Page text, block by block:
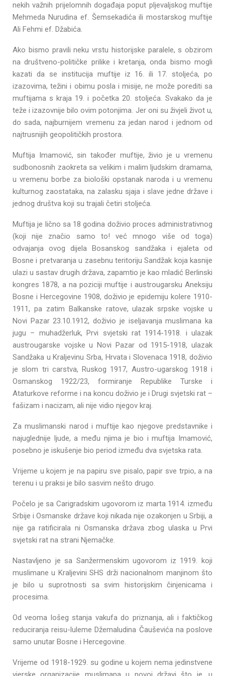
nekih važnih prijelomnih događaja poput pljevaljskog muftije
Mehmeda Nurudina ef. Šemsekadića ili mostarskog muftije
Ali Fehmi ef. Džabića.
Ako bismo pravili neku vrstu historijske paralele, s obzirom
na društveno-političke prilike i kretanja, onda bismo mogli
kazati da se institucija muftije iz 16. ili 17. stoljeća, po
izazovima, težini i obimu posla i misije, ne može porediti sa
muftijama s kraja 19. i početka 20. stoljeća. Svakako da je
teže i izazovnije bilo ovim potonjima. Jer oni su živjeli život u,
do sada, najburnijem vremenu za jedan narod i jednom od
najtrusnijih geopolitičkih prostora.
Muftija Imamović, sin također muftije, živio je u vremenu
sudbonosnih zaokreta sa velikim i malim ljudskim dramama,
u vremenu borbe za biološki opstanak naroda i u vremenu
kulturnog zaostataka, na zalasku sjaja i slave jedne države i
jednog društva koji su trajali četiri stoljeća.
Muftija je lično sa 18 godina doživio proces administrativnog
(koji nije značio samo to! već mnogo više od toga)
odvajanja ovog dijela Bosanskog sandžaka i ejaleta od
Bosne i pretvaranja u zasebnu teritoriju Sandžak koja kasnije
ulazi u sastav drugih država, zapamtio je kao mladić Berlinski
kongres 1878, a na poziciji muftije i austrougarsku Aneksiju
Bosne i Hercegovine 1908, doživio je epidemiju kolere 1910-
1911, pa zatim Balkanske ratove, ulazak srpske vojske u
Novi Pazar 23.10.1912, doživio je iseljavanja muslimana ka
jugu – muhadžerluk, Prvi svjetski rat 1914-1918. i ulazak
austrougarske vojske u Novi Pazar od 1915-1918, ulazak
Sandžaka u Kraljevinu Srba, Hrvata i Slovenaca 1918, doživio
je slom tri carstva, Ruskog 1917, Austro-ugarskog 1918 i
Osmanskog 1922/23, formiranje Republike Turske i
Ataturkove reforme i na koncu doživio je i Drugi svjetski rat –
fašizam i nacizam, ali nije vidio njegov kraj.
Za muslimanski narod i muftije kao njegove predstavnike i
najuglednije ljude, a među njima je bio i muftija Imamović,
posebno je iskušenje bio period između dva svjetska rata.
Vrijeme u kojem je na papiru sve pisalo, papir sve trpio, a na
terenu i u praksi je bilo sasvim nešto drugo.
Počelo je sa Carigradskim ugovorom iz marta 1914. između
Srbije i Osmanske države koji nikada nije ozakonjen u Srbiji, a
nije ga ratificirala ni Osmanska država zbog ulaska u Prvi
svjetski rat na strani Njemačke.
Nastavljeno je sa Sanžermenskim ugovorom iz 1919. koji
muslimane u Kraljevini SHS drži nacionalnom manjinom što
je bilo u suprotnosti sa svim historijskim činjenicama i
procesima.
Od veoma lošeg stanja vakufa do priznanja, ali i faktičkog
reduciranja reisu-luleme Džemaludina Čauševića na poslove
samo unutar Bosne i Hercegovine.
Vrijeme od 1918-1929. su godine u kojem nema jedinstvene